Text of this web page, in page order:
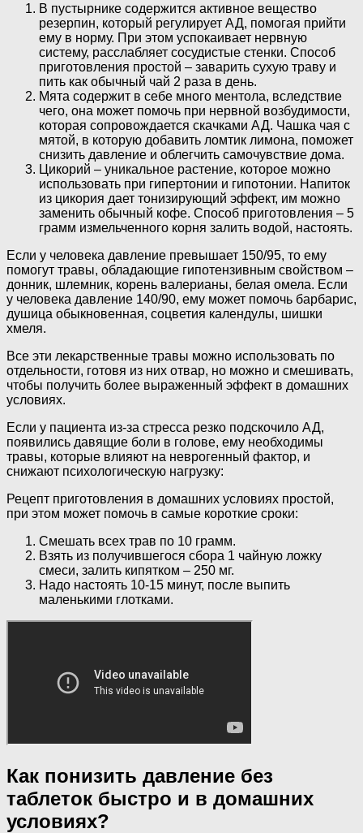
В пустырнике содержится активное вещество
резерпин, который регулирует АД, помогая прийти
ему в норму. При этом успокаивает нервную
систему, расслабляет сосудистые стенки. Способ
приготовления простой – заварить сухую траву и
пить как обычный чай 2 раза в день.
Мята содержит в себе много ментола, вследствие
чего, она может помочь при нервной возбудимости,
которая сопровождается скачками АД. Чашка чая с
мятой, в которую добавить ломтик лимона, поможет
снизить давление и облегчить самочувствие дома.
Цикорий – уникальное растение, которое можно
использовать при гипертонии и гипотонии. Напиток
из цикория дает тонизирующий эффект, им можно
заменить обычный кофе. Способ приготовления – 5
грамм измельченного корня залить водой, настоять.
Если у человека давление превышает 150/95, то ему
помогут травы, обладающие гипотензивным свойством –
донник, шлемник, корень валерианы, белая омела. Если
у человека давление 140/90, ему может помочь барбарис,
душица обыкновенная, соцветия календулы, шишки
хмеля.
Все эти лекарственные травы можно использовать по
отдельности, готовя из них отвар, но можно и смешивать,
чтобы получить более выраженный эффект в домашних
условиях.
Если у пациента из-за стресса резко подскочило АД,
появились давящие боли в голове, ему необходимы
травы, которые влияют на неврогенный фактор, и
снижают психологическую нагрузку:
Рецепт приготовления в домашних условиях простой,
при этом может помочь в самые короткие сроки:
Смешать всех трав по 10 грамм.
Взять из получившегося сбора 1 чайную ложку
смеси, залить кипятком – 250 мг.
Надо настоять 10-15 минут, после выпить
маленькими глотками.
Как понизить давление без
таблеток быстро и в домашних
условиях?